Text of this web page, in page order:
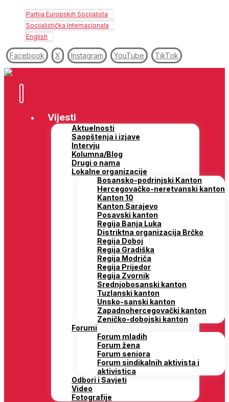
Partija Europskih Socijalista
Socijalistička Internacionala
English
Facebook X Instagram YouTube TikTok
Vijesti
Aktuelnosti
Saopštenja i izjave
Intervju
Kolumna/Blog
Drugi o nama
Lokalne organizacije
Bosansko-podrinjski Kanton
Hercegovačko-neretvanski kanton
Kanton 10
Kanton Sarajevo
Posavski kanton
Regija Banja Luka
Distriktna organizacija Brčko
Regija Doboj
Regija Gradiška
Regija Modriča
Regija Prijedor
Regija Zvornik
Srednjobosanski kanton
Tuzlanski kanton
Unsko-sanski kanton
Zapadnohercegovački kanton
Zeničko-dobojski kanton
Forumi
Forum mladih
Forum žena
Forum seniora
Forum sindikalnih aktivista i
aktivistica
Odbori i Savjeti
Video
Fotografije